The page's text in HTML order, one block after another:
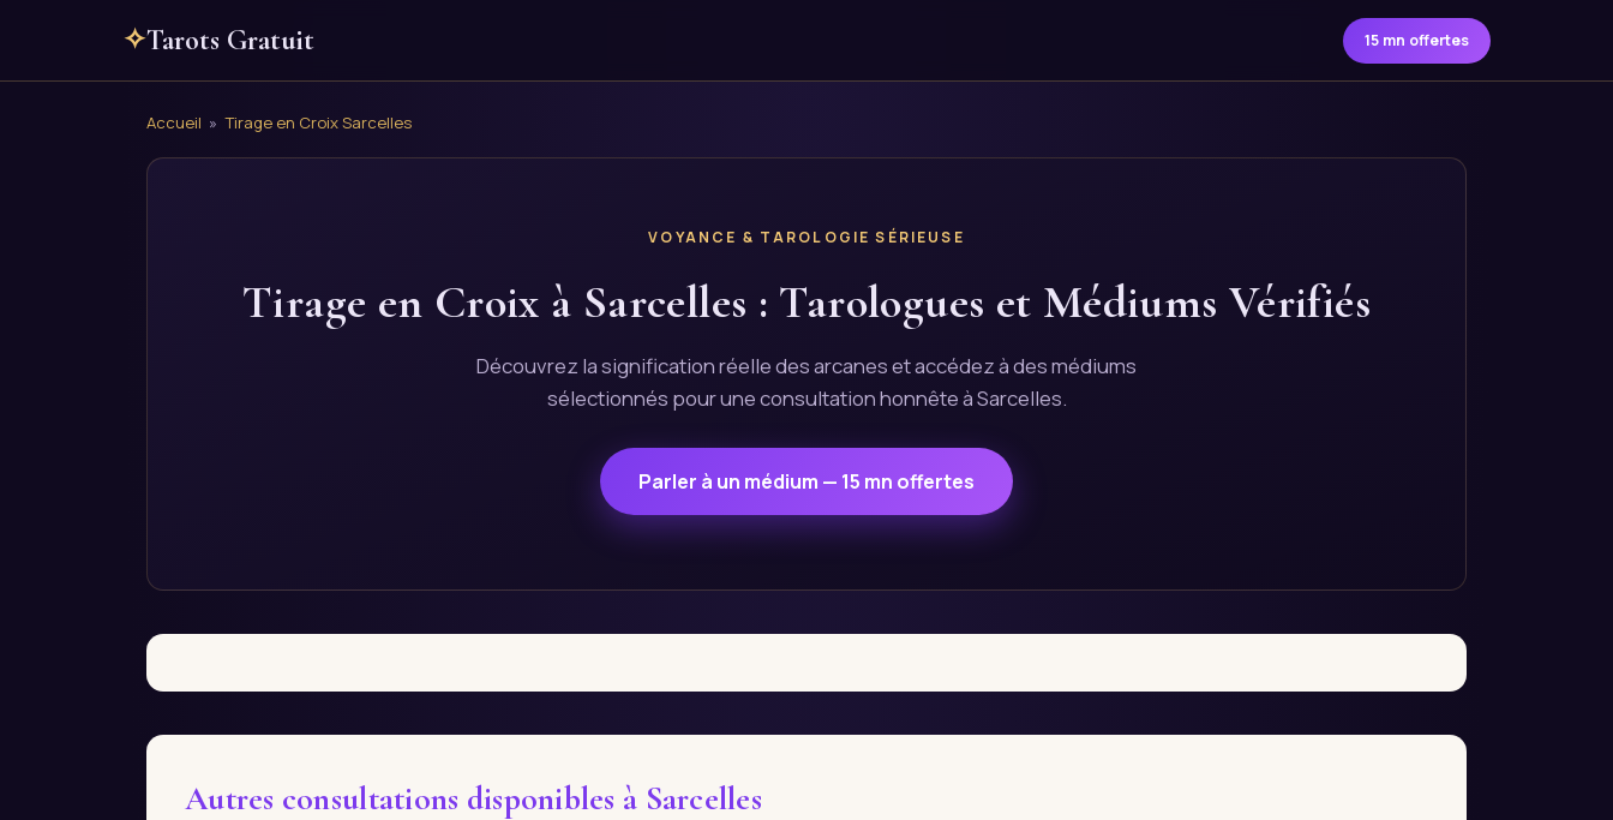
✧Tarots Gratuit 15 mn offertes
Accueil » Tirage en Croix Sarcelles
VOYANCE & TAROLOGIE SÉRIEUSE
Tirage en Croix à Sarcelles : Tarologues et Médiums Vérifiés
Découvrez la signification réelle des arcanes et accédez à des médiums
sélectionnés pour une consultation honnête à Sarcelles.
Parler à un médium — 15 mn offertes
Autres consultations disponibles à Sarcelles